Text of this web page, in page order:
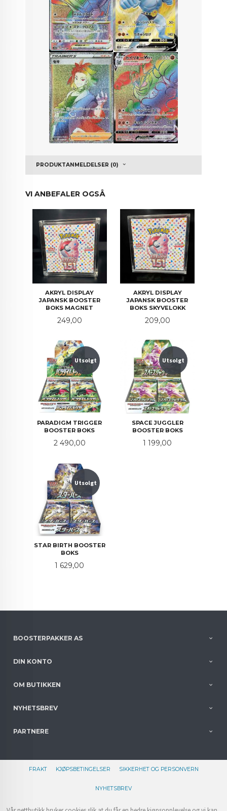
PRODUKTANMELDELSER (0)
VI ANBEFALER OGSÅ
AKRYL DISPLAY
JAPANSK BOOSTER
BOKS MAGNET
Pris
249,00
AKRYL DISPLAY
JAPANSK BOOSTER
BOKS SKYVELOKK
Pris
209,00
PARADIGM TRIGGER
BOOSTER BOKS
Utsolgt
Pris
2 490,00
SPACE JUGGLER
BOOSTER BOKS
Utsolgt
Pris
1 199,00
STAR BIRTH BOOSTER
BOKS
Utsolgt
Pris
1 629,00
BOOSTERPAKKER AS
DIN KONTO
OM BUTIKKEN
NYHETSBREV
PARTNERE
FRAKT KJØPSBETINGELSER SIKKERHET OG PERSONVERN
NYHETSBREV